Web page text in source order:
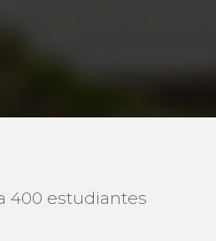
400 estudiantes